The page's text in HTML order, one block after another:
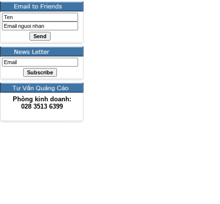
Phòng kinh doanh:
028 3513 6399